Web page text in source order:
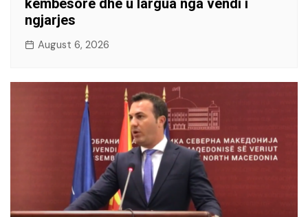
këmbësore dhe u largua nga vendi i
ngjarjes
August 6, 2026